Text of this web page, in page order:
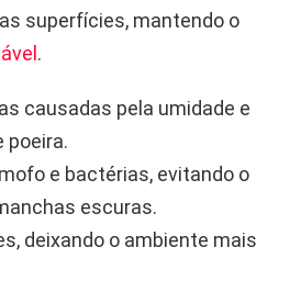
superfícies, mantendo o
.
causadas pela umidade e
poeira.
e bactérias, evitando o
escuras.
deixando o ambiente mais